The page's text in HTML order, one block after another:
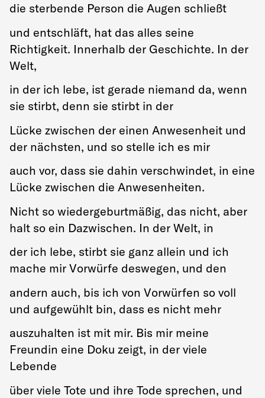
die sterbende Person die Augen schließt
und entschläft, hat das alles seine
Richtigkeit. Innerhalb der Geschichte. In der
Welt,
in der ich lebe, ist gerade niemand da, wenn
sie stirbt, denn sie stirbt in der
Lücke zwischen der einen Anwesenheit und
der nächsten, und so stelle ich es mir
auch vor, dass sie dahin verschwindet, in eine
Lücke zwischen die Anwesenheiten.
Nicht so wiedergeburtmäßig, das nicht, aber
halt so ein Dazwischen. In der Welt, in
der ich lebe, stirbt sie ganz allein und ich
mache mir Vorwürfe deswegen, und den
andern auch, bis ich von Vorwürfen so voll
und aufgewühlt bin, dass es nicht mehr
auszuhalten ist mit mir. Bis mir meine
Freundin eine Doku zeigt, in der viele
Lebende
über viele Tote und ihre Tode sprechen, und